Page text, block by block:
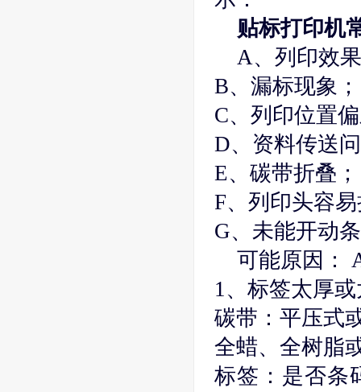
贴标打印机
A、列印效
B、漏标现象；
C、列印位置
D、资料传送
E、碳带折叠；
F、列印头容
G、未能开动
可能原因：
1、标签太厚
碳带：平压式
全蜡、全树脂
标签：是否条